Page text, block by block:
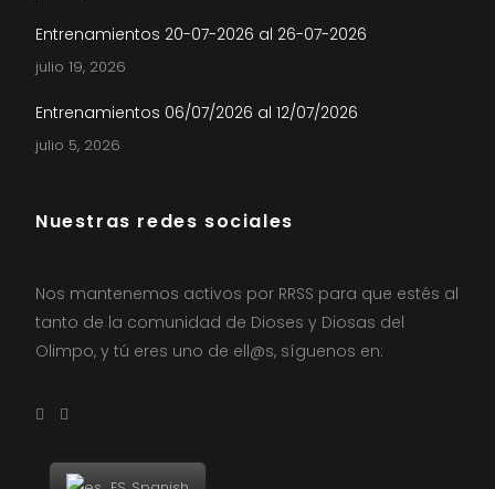
Entrenamientos 20-07-2026 al 26-07-2026
julio 19, 2026
Entrenamientos 06/07/2026 al 12/07/2026
julio 5, 2026
Nuestras redes sociales
Nos mantenemos activos por RRSS para que estés al
tanto de la comunidad de Dioses y Diosas del
Olimpo, y tú eres uno de ell@s, síguenos en: